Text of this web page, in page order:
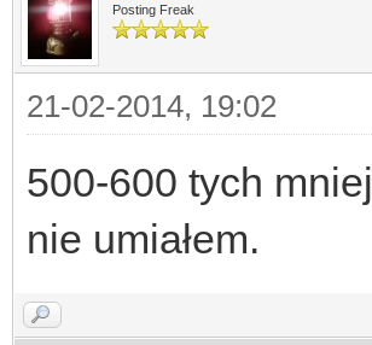
Posting Freak
21-02-2014, 19:02
500-600 tych
nie umiałem.